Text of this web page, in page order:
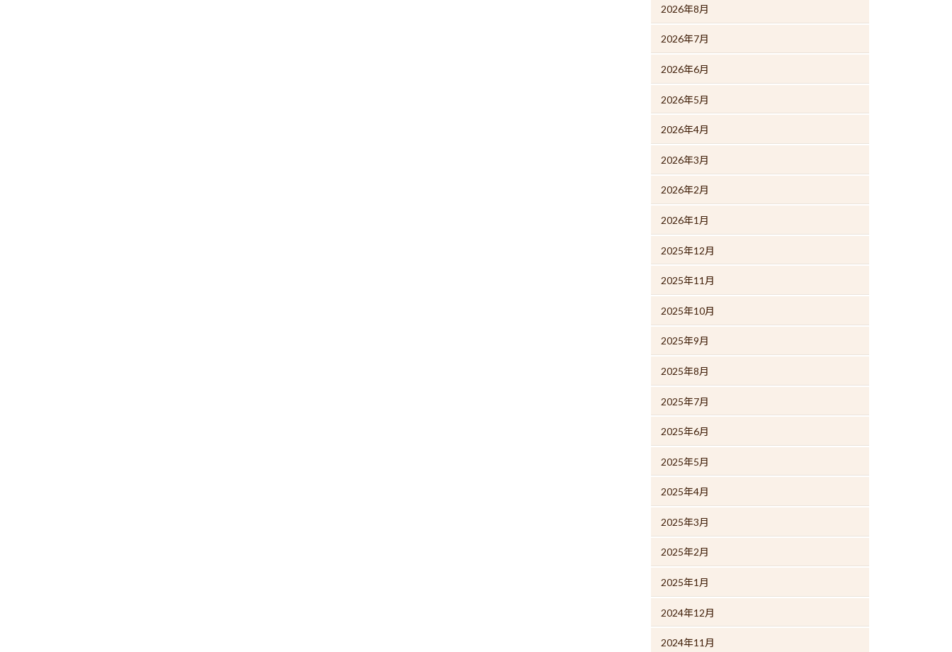
2026年8月
2026年7月
2026年6月
2026年5月
2026年4月
2026年3月
2026年2月
2026年1月
2025年12月
2025年11月
2025年10月
2025年9月
2025年8月
2025年7月
2025年6月
2025年5月
2025年4月
2025年3月
2025年2月
2025年1月
2024年12月
2024年11月